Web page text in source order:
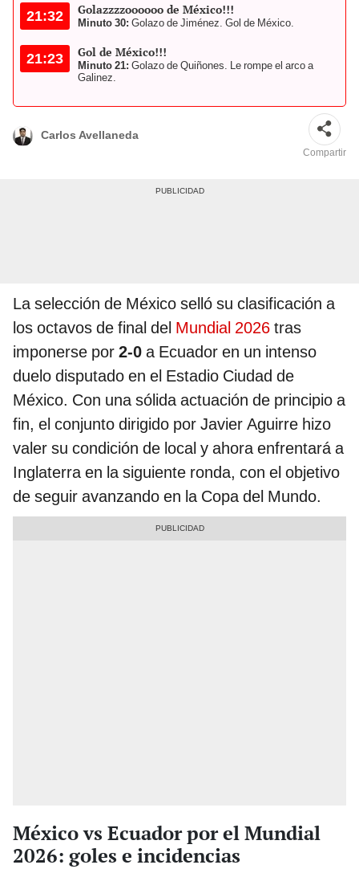
21:32 Golazzzzoooooo de México!!!
Minuto 30: Golazo de Jiménez. Gol de México.
21:23 Gol de México!!!
Minuto 21: Golazo de Quiñones. Le rompe el arco a
Galinez.
Carlos Avellaneda
Compartir
La selección de México selló su clasificación a
los octavos de final del Mundial 2026 tras
imponerse por 2-0 a Ecuador en un intenso
duelo disputado en el Estadio Ciudad de
México. Con una sólida actuación de principio a
fin, el conjunto dirigido por Javier Aguirre hizo
valer su condición de local y ahora enfrentará a
Inglaterra en la siguiente ronda, con el objetivo
de seguir avanzando en la Copa del Mundo.
México vs Ecuador por el Mundial
2026: goles e incidencias